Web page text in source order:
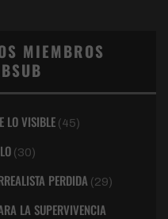
MIEMBROS
LO VISIBLE (45)
(30)
PERDIDA (29)
LA SUPERVIVENCIA